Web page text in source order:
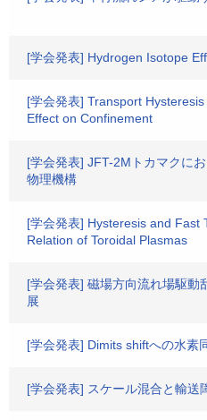
[学会発表] Hydrogen Isotope
[学会発表] Transport
Effect on Confinement
[学会発表] JFT-2Mトカマクに
物理機構
[学会発表] Hysteresis and Fast
Relation of Toroidal Plasmas
[学会発表] 磁場方向流れ場駆動
展
[学会発表] Dimits shiftへの水素
[学会発表] スケール混合と輸送